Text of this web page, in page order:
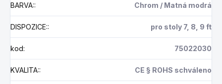
BARVA:: Chrom / Matná modrá
DISPOZICE:: pro stoly 7, 8, 9 ft
kod: 75022030
KVALITA:: CE § ROHS schváleno